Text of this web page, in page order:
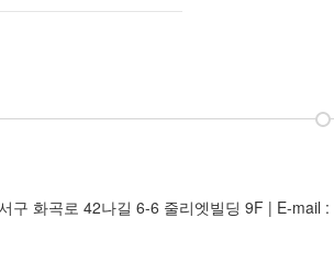
구 화곡로 42나길 6-6 줄리엣빌딩 9F | E-mail :